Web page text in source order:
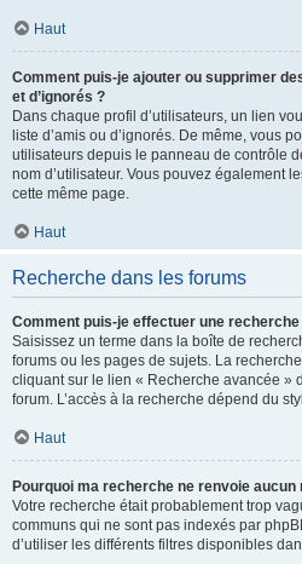
Haut
Comment puis-je ajouter ou supprimer
et d’ignorés ?
Dans chaque profil d’utilisateurs, un lien
liste d’amis ou d’ignorés. De même, vous
utilisateurs depuis le panneau de contrôle
nom d’utilisateur. Vous pouvez également
cette même page.
Haut
Recherche dans les forums
Comment puis-je effectuer une
Saisissez un terme dans la boîte de
forums ou les pages de sujets. La
cliquant sur le lien « Recherche avancée »
forum. L’accès à la recherche dépend du
Haut
Pourquoi ma recherche ne renvoie aucun
Votre recherche était probablement trop
communs qui ne sont pas indexés par
d’utiliser les différents filtres disponibles